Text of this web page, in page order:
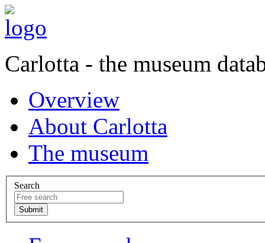
Carlotta - the museum
Overview
About Carlotta
The museum
Search